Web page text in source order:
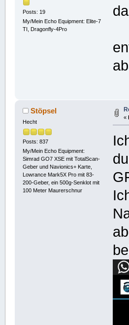
Posts: 19
My/Mein Echo Equipment: Elite-7
TI, Dragonfly-4Pro
Stöpsel
Hecht
Posts: 837
My/Mein Echo Equipment:
Simrad GO7 XSE mit TotalScan-
Geber und Navionics+ Karte,
Lowrance Mark5X Pro mit 83-
200-Geber, ein 500g-Senklot mit
100 Meter Maurerschnur
«